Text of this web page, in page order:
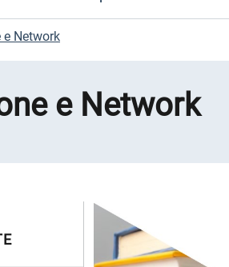
e Network
e Network